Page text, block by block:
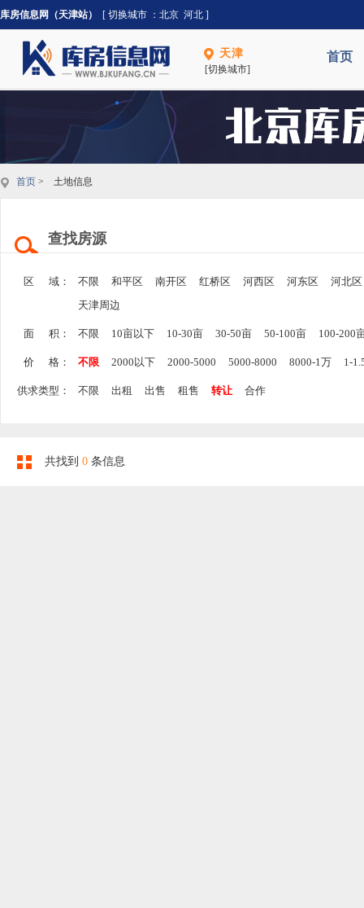
库房信息网（天津站） [ 切换城市 ： 北京 河北 ]
天津
[切换城市]
首页
首页 > 土地信息
查找房源
区 域： 不限 和平区 南开区 红桥区 河西区 河东区
河北区
天津周边
面 积： 不限 10亩以下 10-30亩 30-50亩 50-100亩 100-200
价 格： 不限 2000以下 2000-5000 5000-8000 8000-1万 1-
供求类型： 不限 出租 出售 租售 转让 合作
共找到 0 条信息